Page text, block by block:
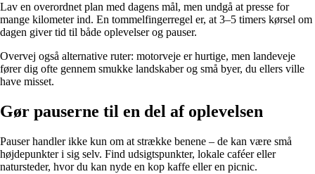
Lav en overordnet plan med dagens mål, men undgå at presse for
mange kilometer ind. En tommelfingerregel er, at 3–5 timers kørsel om
dagen giver tid til både oplevelser og pauser.
Overvej også alternative ruter: motorveje er hurtige, men landeveje
fører dig ofte gennem smukke landskaber og små byer, du ellers ville
have misset.
Gør pauserne til en del af oplevelsen
Pauser handler ikke kun om at strække benene – de kan være små
højdepunkter i sig selv. Find udsigtspunkter, lokale caféer eller
natursteder, hvor du kan nyde en kop kaffe eller en picnic.